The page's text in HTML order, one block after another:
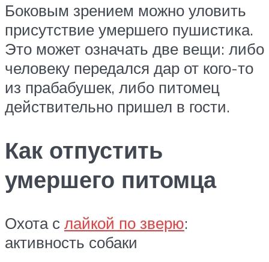
Боковым зрением можно уловить
присутствие умершего пушистика.
Это может означать две вещи: либо
человеку передался дар от кого-то
из прабабушек, либо питомец
действительно пришел в гости.
Как отпустить
умершего питомца
Охота с лайкой по зверю:
активность собаки